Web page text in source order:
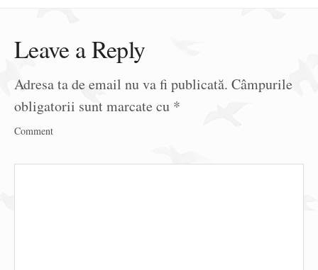
Leave a Reply
Adresa ta de email nu va fi publicată. Câmpurile
obligatorii sunt marcate cu *
Comment